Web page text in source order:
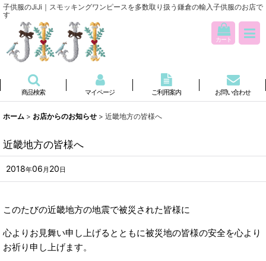
子供服のJiJi｜スモッキングワンピースを多数取り扱う鎌倉の輸入子供服のお店で
す
カート
商品検索 マイページ ご利用案内 お問い合わせ
ホーム > お店からのお知らせ > 近畿地方の皆様へ
近畿地方の皆様へ
2018年06 月 20日
このたびの近畿地方の地震で被災された皆様に
心よりお見舞い申し上げるとともに被災地の皆様の安全を心より
お祈り申し上げます。